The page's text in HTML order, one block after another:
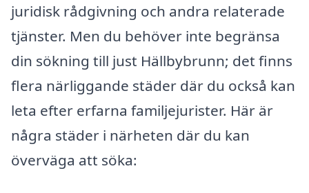
juridisk rådgivning och andra relaterade
tjänster. Men du behöver inte begränsa
din sökning till just Hällbybrunn; det finns
flera närliggande städer där du också kan
leta efter erfarna familjejurister. Här är
några städer i närheten där du kan
överväga att söka: